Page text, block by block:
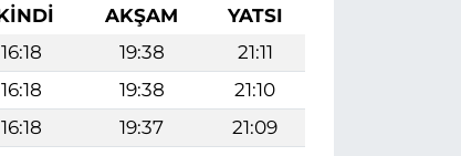
AKŞAM
YATSI
16:18 19:38
21:11
16:18 19:38
21:10
16:18 19:37
21:09